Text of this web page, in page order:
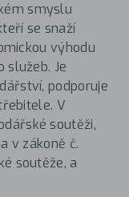
smyslu
se snaží
výhodu
služeb. Je
podporuje
V
soutěži,
v zákoně č.
soutěže, a